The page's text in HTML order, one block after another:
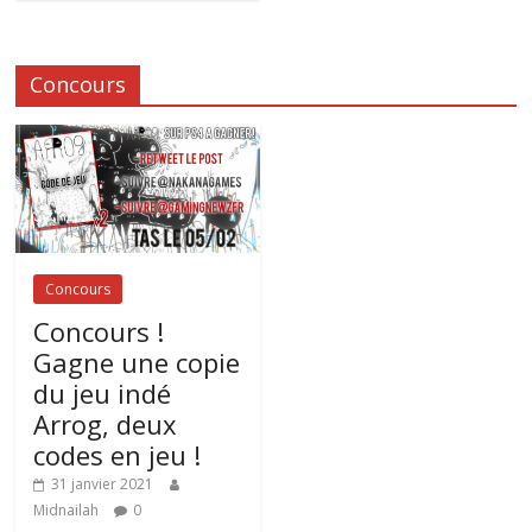
Concours
Concours
Concours !
Gagne une copie
du jeu indé
Arrog, deux
codes en jeu !
31 janvier 2021
Midnailah
0